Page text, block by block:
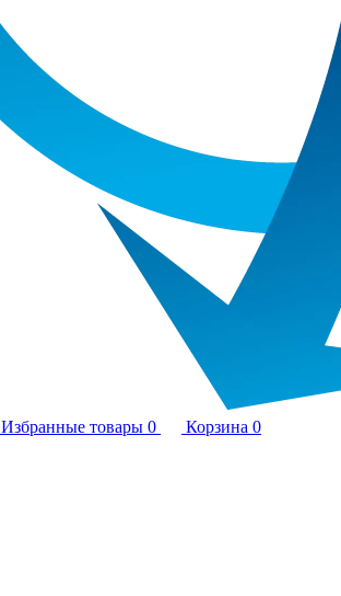
Избранные товары 0 Корзина 0